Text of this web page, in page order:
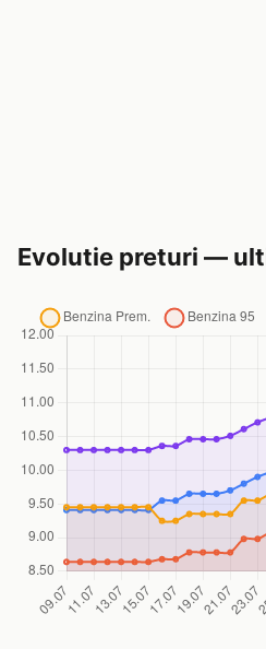
Evolutie preturi —